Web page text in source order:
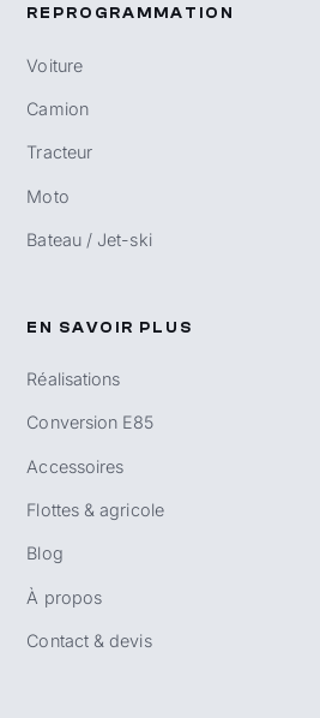
REPROGRAMMATION
Voiture
Camion
Tracteur
Moto
Bateau / Jet-ski
EN SAVOIR PLUS
Réalisations
Conversion E85
Accessoires
Flottes & agricole
Blog
À propos
Contact & devis